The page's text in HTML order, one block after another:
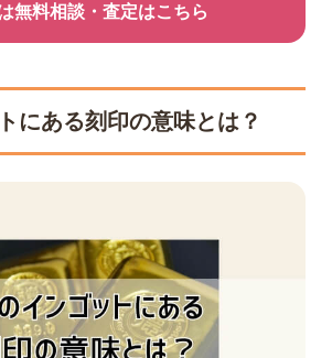
無料相談・査定はこちら
にある刻印の意味とは？